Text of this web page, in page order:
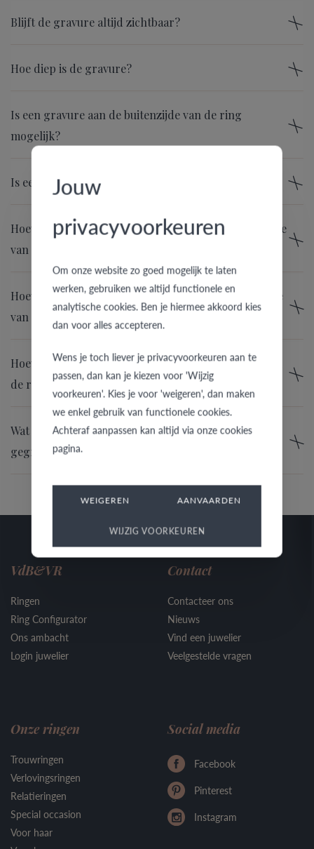
Blijft de gravure altijd zichtbaar?
Hoe diep is de gravure?
Is een gravure aan de buitenzijde van de ring
mogelijk?
Is een gravure op de zijkant van de ring mogelijk?
Hoeveel betaal je voor een gravure aan de binnenzijde
van de ring?
Hoeveel betaal je voor een gravure aan de buitenzijde
van de ring?
Hoeveel betaal je voor een gravure aan de zijkant van
de ring?
Wat betekenen de andere tekens die in de ring
gegraveerd zijn?
Jouw
privacyvoorkeuren
Om onze website zo goed mogelijk te laten
werken, gebruiken we altijd functionele en
analytische cookies. Ben je hiermee akkoord kies
dan voor alles accepteren.
Wens je toch liever je privacyvoorkeuren aan te
passen, dan kan je kiezen voor 'Wijzig
voorkeuren'. Kies je voor 'weigeren', dan maken
we enkel gebruik van functionele cookies.
Achteraf aanpassen kan altijd via onze cookies
pagina.
WEIGEREN AANVAARDEN
WIJZIG VOORKEUREN
VdB&VR
Ringen
Ring Configurator
Ons ambacht
Login juwelier
Contact
Contacteer ons
Nieuws
Vind een juwelier
Veelgestelde vragen
Onze ringen
Trouwringen
Verlovingsringen
Relatieringen
Special occasion
Voor haar
Social media
Facebook
Pinterest
Instagram